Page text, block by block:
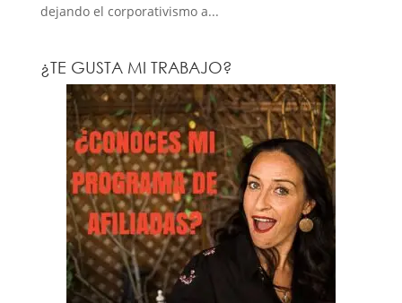
dejando el corporativismo a...
¿TE GUSTA MI TRABAJO?